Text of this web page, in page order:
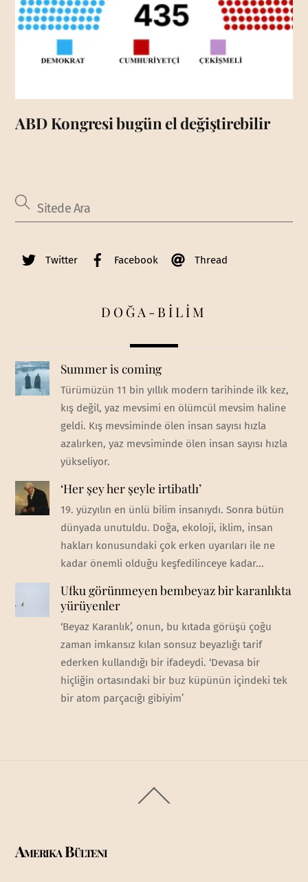
ABD Kongresi bugün el değiştirebilir
Twitter Facebook Thread
DOĞA-BİLİM
Summer is coming
Türümüzün 11 bin yıllık modern tarihinde ilk kez,
kış değil, yaz mevsimi en ölümcül mevsim haline
geldi. Kış mevsiminde ölen insan sayısı hızla
azalırken, yaz mevsiminde ölen insan sayısı hızla
yükseliyor.
‘Her şey her şeyle irtibatlı’
19. yüzyılın en ünlü bilim insanıydı. Sonra bütün
dünyada unutuldu. Doğa, ekoloji, iklim, insan
hakları konusundaki çok erken uyarıları ile ne
kadar önemli olduğu keşfedilinceye kadar...
Ufku görünmeyen bembeyaz bir karanlıkta
yürüyenler
‘Beyaz Karanlık’, onun, bu kıtada görüşü çoğu
zaman imkansız kılan sonsuz beyazlığı tarif
ederken kullandığı bir ifadeydi. ‘Devasa bir
hiçliğin ortasındaki bir buz küpünün içindeki tek
bir atom parçacığı gibiyim’
To
Amerika Bülteni